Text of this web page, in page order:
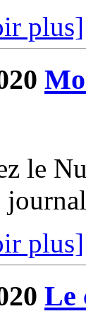
plus]
le
plus]
Le